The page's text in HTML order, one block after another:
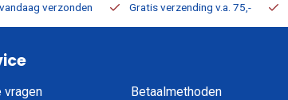
verzonden Gratis verzending v.a. 75,-
vragen
Betaalmethoden